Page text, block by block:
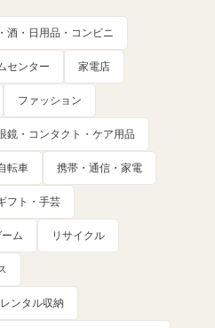
酒・日用品・コンビニ
センター 家電店
ファッション
鏡・コンタクト・ケア用品
転車 携帯・通信・家電
フト・手芸
ム リサイクル
ンタル収納